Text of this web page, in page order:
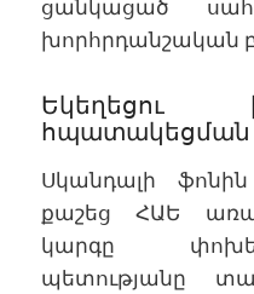
ցանկացած
խորհրդանշական
Եկեղեցու
հպատակեցման
Սկանդալի
քաշեց ՀԱԵ
կարգը
պետությանը